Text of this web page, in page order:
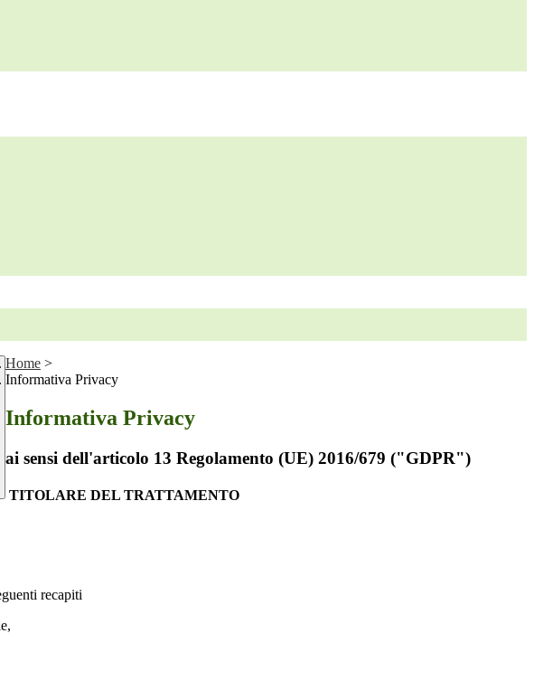
Home >
Informativa Privacy
Informativa Privacy
ai sensi dell'articolo 13 Regolamento (UE) 2016/679 ("GDPR")
TITOLARE DEL TRATTAMENTO
recapiti